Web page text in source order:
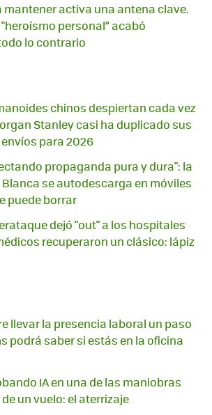
mantener activa una antena clave.
personal” acabó
lo contrario
chinos despiertan cada vez
Stanley casi ha duplicado sus
para 2026
propaganda pura y dura": la
Blanca se autodescarga en móviles
puede borrar
dejó "out" a los hospitales
recuperaron un clásico: lápiz
llevar la presencia laboral un paso
podrá saber si estás en la oficina
IA en una de las maniobras
un vuelo: el aterrizaje